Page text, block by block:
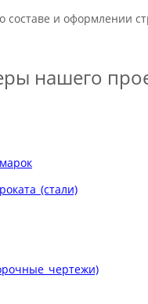
составе и оформлении
нашего